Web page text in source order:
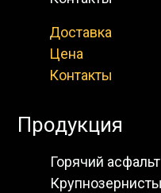
Доставка
Цена
Контакты
Продукция
Горячий асфальт